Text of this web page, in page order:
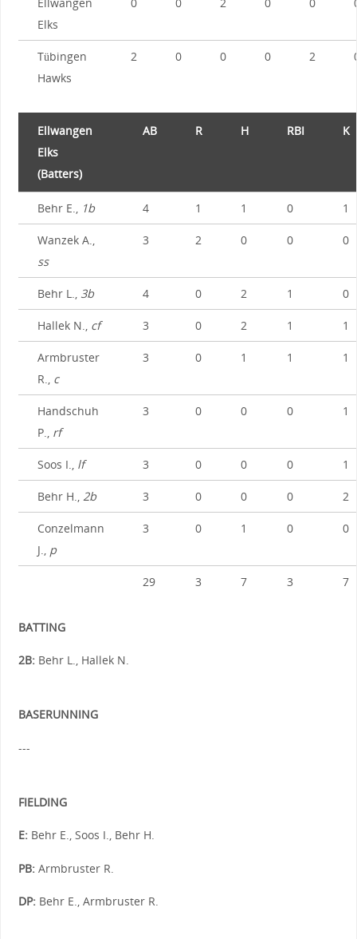
Elks
Tübingen
Hawks
2 0 0 0 2
Ellwangen
Elks
(Batters)
AB R H RBI K
Behr E., 1b 4 1 1 0 1
Wanzek A.,
ss
3 2 0 0 0
Behr L., 3b 4 0 2 1 0
Hallek N., cf 3 0 2 1 1
Armbruster
R., c
3 0 1 1 1
Handschuh
P., rf
3 0 0 0 1
Soos I., lf 3 0 0 0 1
Behr H., 2b 3 0 0 0 2
Conzelmann
J., p
3 0 1 0 0
29 3 7 3 7
BATTING
2B:Behr L., Hallek N.
BASERUNNING
---
FIELDING
E:Behr E., Soos I., Behr H.
PB:Armbruster R.
DP:Behr E., Armbruster R.